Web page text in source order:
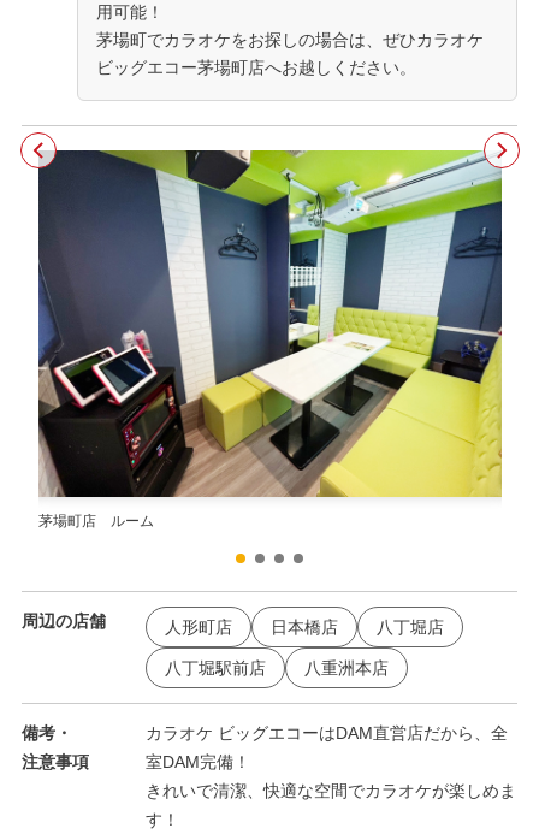
用可能！
茅場町でカラオケをお探しの場合は、ぜひカラオケ
ビッグエコー茅場町店へお越しください。
茅場町店 ルーム
周辺の店舗 人形町店 日本橋店 八丁堀店
八丁堀駅前店 八重洲本店
備考・
注意事項
カラオケ ビッグエコーはDAM直営店だから、全
室DAM完備！
きれいで清潔、快適な空間でカラオケが楽しめま
す！